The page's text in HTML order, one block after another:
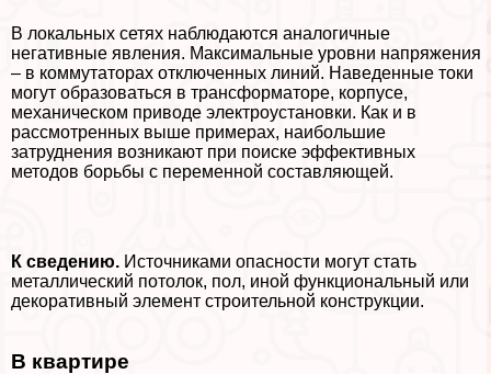
В локальных сетях наблюдаются аналогичные
негативные явления. Максимальные уровни напряжения
– в коммутаторах отключенных линий. Наведенные токи
могут образоваться в трaнcформаторе, корпусе,
механическом приводе электроустановки. Как и в
рассмотренных выше примерах, наибольшие
затруднения возникают при поиске эффективных
методов борьбы с переменной составляющей.
К сведению. Источниками опасности могут стать
металлический потолок, пол, иной функциональный или
декоративный элемент строительной конструкции.
В квартире